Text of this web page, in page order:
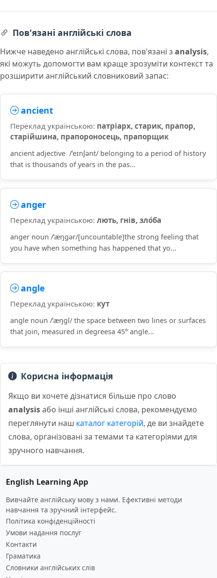
Пов'язані англійські слова
Нижче наведено англійські слова, пов'язані з analysis,
які можуть допомогти вам краще зрозуміти контекст та
розширити англійський словниковий запас:
ancient
Переклад українською: патріарх, старик, прапор,
старійшина, прапороносець, прапорщик
ancient adjective /ˈeɪnʃənt/ belonging to a period of history
that is thousands of years in the pas...
anger
Переклад українською: лють, гнів, зло́ба
anger noun /ˈæŋɡər/[uncountable]the strong feeling that
you have when something has happened that yo...
angle
Переклад українською: кут
angle noun /ˈæŋɡl/ the space between two lines or surfaces
that join, measured in degreesa 45° angle...
Корисна інформація
Якщо ви хочете дізнатися більше про слово
analysisабо інші англійські слова, рекомендуємо
переглянути наш каталог категорій, де ви знайдете
слова, організовані за темами та категоріями для
зручного навчання.
English Learning App
Вивчайте англійську мову з нами. Ефективні методи
навчання та зручний інтерфейс.
Політика конфіденційності
Умови надання послуг
Контакти
Граматика
Словники англійських слів